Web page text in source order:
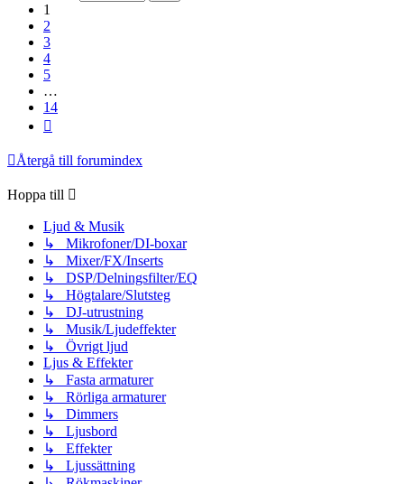
1
2
3
4
5
…
14
Återgå till forumindex
Hoppa till
Ljud & Musik
↳ Mikrofoner/DI-boxar
↳ Mixer/FX/Inserts
↳ DSP/Delningsfilter/EQ
↳ Högtalare/Slutsteg
↳ DJ-utrustning
↳ Musik/Ljudeffekter
↳ Övrigt ljud
Ljus & Effekter
↳ Fasta armaturer
↳ Rörliga armaturer
↳ Dimmers
↳ Ljusbord
↳ Effekter
↳ Ljussättning